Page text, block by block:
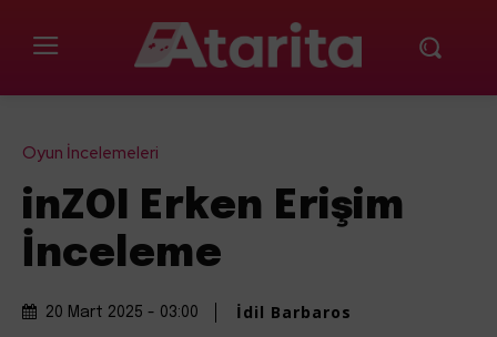
Oyun İncelemeleri
inZOI Erken Erişim
İnceleme
20 Mart 2025 - 03:00 İdil Barbaros